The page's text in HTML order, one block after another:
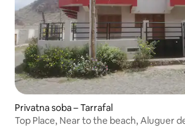
Privatna soba – Tarrafal
Top Place, Near to the beach, Aluguer